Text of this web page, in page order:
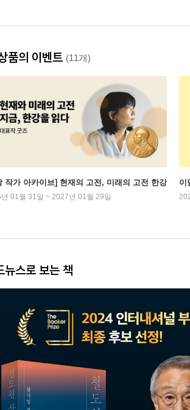
품의 이벤트 (11개)
작가 아카이브] 현재의 고전, 미래의 고전 한강
01월 31일 ~ 2027년 01월 29일
이
뉴스로 보는 책